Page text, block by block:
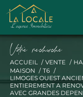
Vore recece
ACCUEIL VENTE
MAISON
T6
LIMOGES OUEST
ENTIEREMENT A
AVEC GRANDES
Effectuer